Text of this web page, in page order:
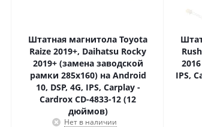
Штатная магнитола Toyota
Raize 2019+, Daihatsu Rocky
2019+ (замена заводской
рамки 285х160) на Android
10, DSP, 4G, IPS, Carplay -
Cardrox CD-4833-12 (12
дюймов)
Нет в наличии
IPS,